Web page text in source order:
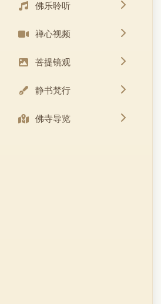
佛乐聆听
禅心视频
菩提镜观
静书梵行
佛寺导览